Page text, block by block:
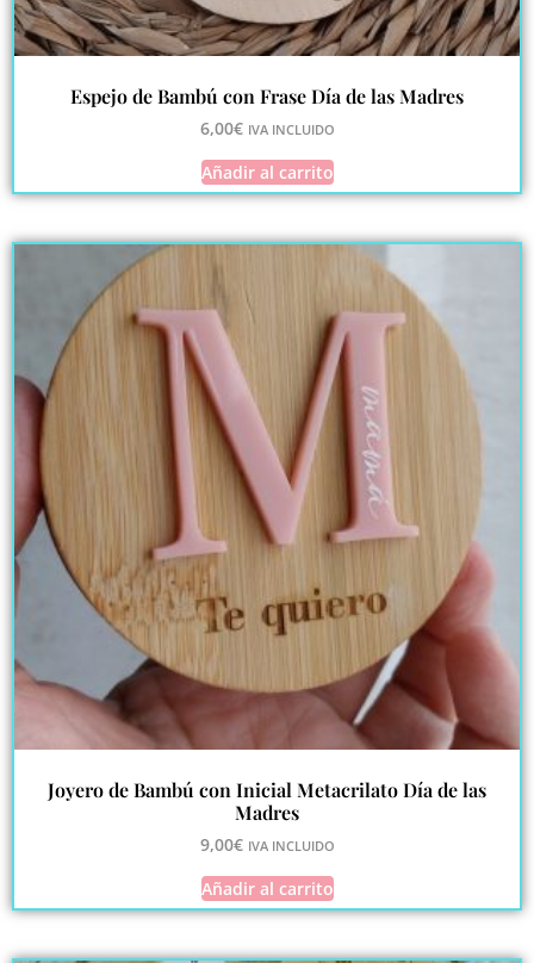
Espejo de Bambú con Frase Día de las Madres
6,00€ IVA INCLUIDO
Añadir al carrito
Joyero de Bambú con Inicial Metacrilato Día de las
Madres
9,00€ IVA INCLUIDO
Añadir al carrito